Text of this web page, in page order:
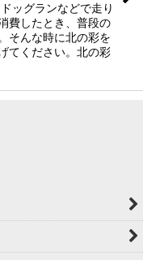
ッグランなどで走り
費したとき、普段の
そんな時に北の彩を
てください。北の彩